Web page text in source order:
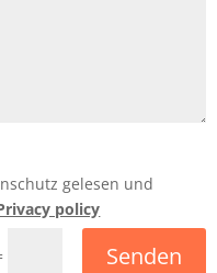
gelesen und
policy
Senden